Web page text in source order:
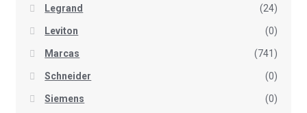
Legrand (24)
Leviton (0)
Marcas (741)
Schneider (0)
Siemens (0)